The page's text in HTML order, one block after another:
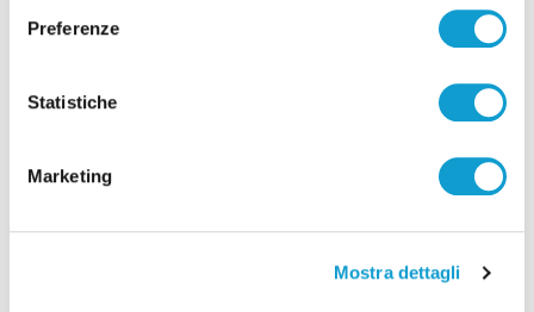
Preferenze
Statistiche
Marketing
Mostra dettagli
Successivo
Internazionale del Nuovo Cinema